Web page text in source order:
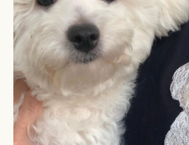
БОЛЬШЕ ОТЗЫВОВ